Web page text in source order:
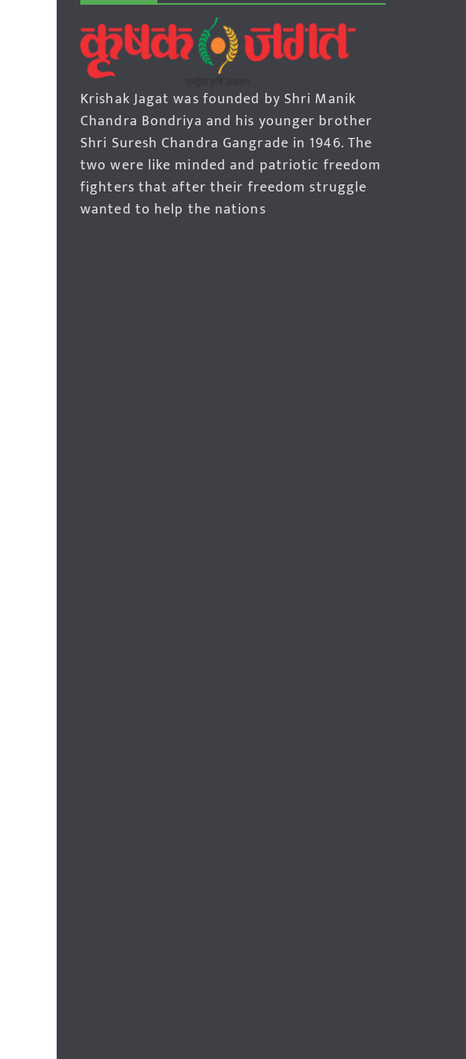
Krishak Jagat was founded by Shri Manik
Chandra Bondriya and his younger brother
Shri Suresh Chandra Gangrade in 1946. The
two were like minded and patriotic freedom
fighters that after their freedom struggle
wanted to help the nations